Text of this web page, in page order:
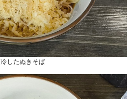
冷したぬきそば